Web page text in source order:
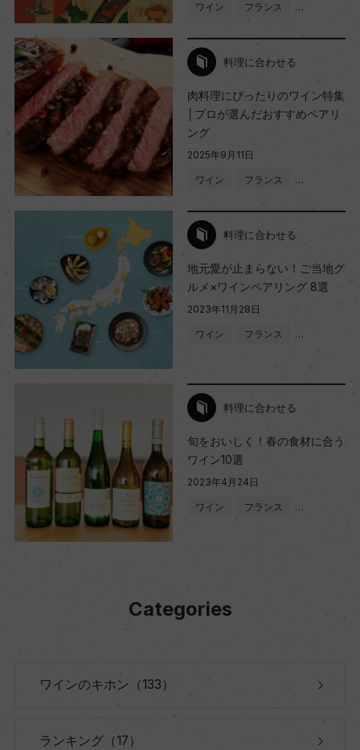
ワイン フランス …
料理に合わせる
肉料理にぴったりのワイン特集
│プロが選んだおすすめペアリ
ング
2025年9月11日
ワイン フランス …
料理に合わせる
地元愛が止まらない！ご当地グ
ルメ×ワインペアリング 8選
2023年11月28日
ワイン フランス …
料理に合わせる
旬をおいしく！春の食材に合う
ワイン10選
2023年4月24日
ワイン フランス …
Categories
ワインのキホン（133）
ランキング（17）